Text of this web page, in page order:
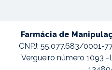
Farmácia de
CNPJ: 55.077.683/0001-
Vergueiro número 1093